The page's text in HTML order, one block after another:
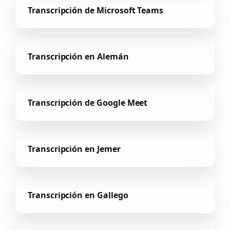
Transcripción de Microsoft Teams
Transcripción en Alemán
Transcripción de Google Meet
Transcripción en Jemer
Transcripción en Gallego